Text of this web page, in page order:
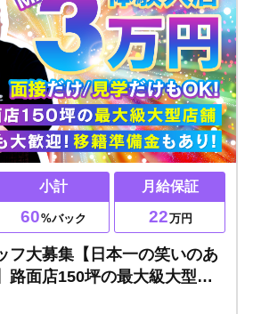
小計
60%バック
月給保証
22万円
フ大募集【日本一の笑いのあ
路面店150坪の最大級大型店